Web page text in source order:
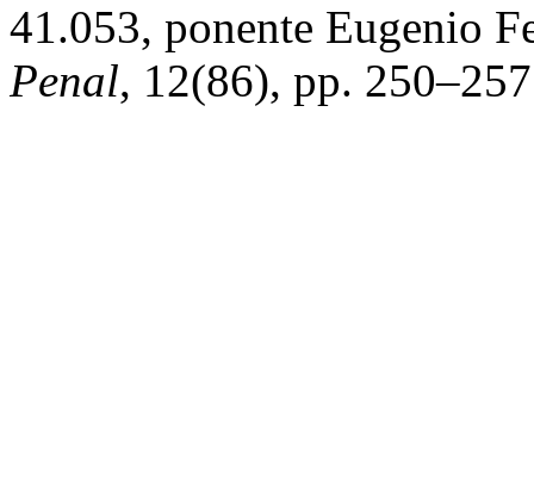
41.053, ponente Eugenio
Penal, 12(86), pp.